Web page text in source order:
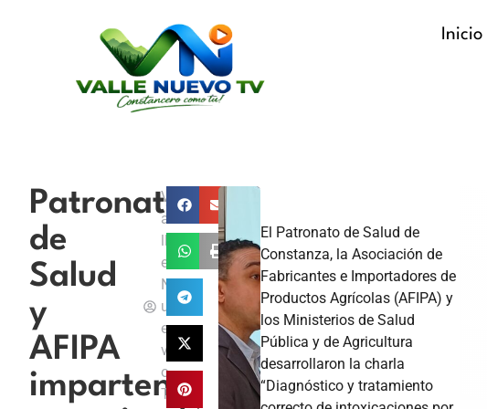
Inicio
Patronato
de
Salud
y
AFIPA
imparten
V
a
e
N
u
e
v
o
T
El Patronato de Salud de
Constanza, la Asociación de
Fabricantes e Importadores de
Productos Agrícolas (AFIPA) y
los Ministerios de Salud
Pública y de Agricultura
desarrollaron la charla
“Diagnóstico y tratamiento